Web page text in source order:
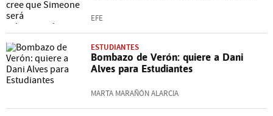
EFE
ESTUDIANTES
Bombazo de Verón: quiere a Dani
Alves para Estudiantes
MARTA MARAÑÓN ALARCIA